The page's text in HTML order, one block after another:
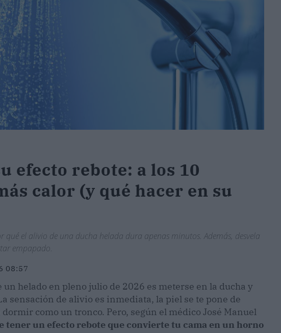
efecto rebote: a los 10
calor (y qué hacer en su
qué el alivio de una ducha helada dura apenas minutos. Además, desvela
empapado.
08:57
un helado en pleno julio de 2026 es meterse en la ducha y
sensación de alivio es inmediata, la piel se te pone de
como un tronco. Pero, según el médico José Manuel
tener un efecto rebote que convierte tu cama en un horno